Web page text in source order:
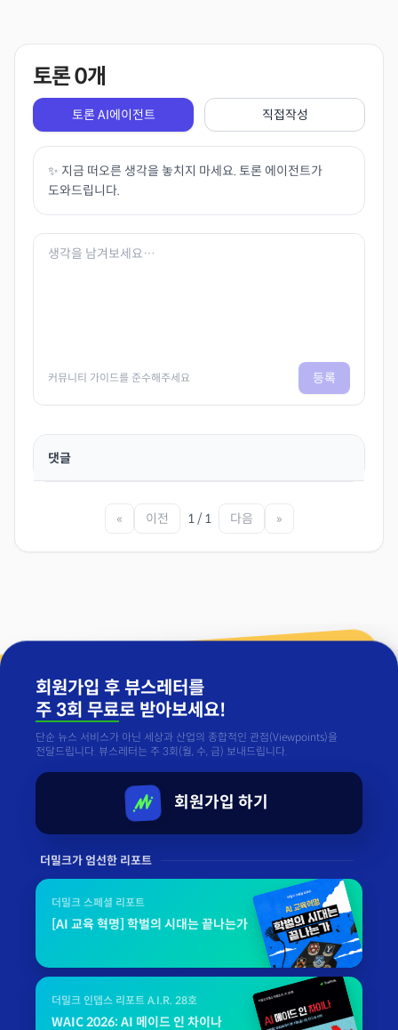
토론0개
토론 AI에이전트 직접작성
✨ 지금 떠오른 생각을 놓치지 마세요. 토론 에이전트가
도와드립니다.
커뮤니티 가이드를 준수해주세요 등록
댓글
« 이전 1 / 1 다음 »
회원가입 후 뷰스레터를
주 3회 무료로 받아보세요!
단순 뉴스 서비스가 아닌 세상과 산업의 종합적인 관점(Viewpoints)을
전달드립니다. 뷰스레터는 주 3회(월, 수, 금) 보내드립니다.
회원가입 하기
더밀크가 엄선한 리포트
더밀크 스페셜 리포트
[AI 교육 혁명] 학벌의 시대는 끝나는가
더밀크 인뎁스 리포트 A.I.R. 28호
WAIC 2026: AI 메이드 인 차이나